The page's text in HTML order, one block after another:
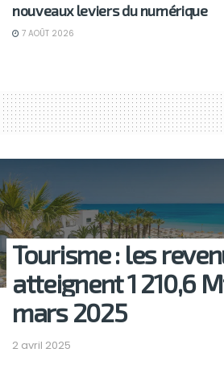
nouveaux leviers du numérique
7 AOÛT 2026
Tourisme : les
atteignent 1 210,6
mars 2025
2 avril 2025